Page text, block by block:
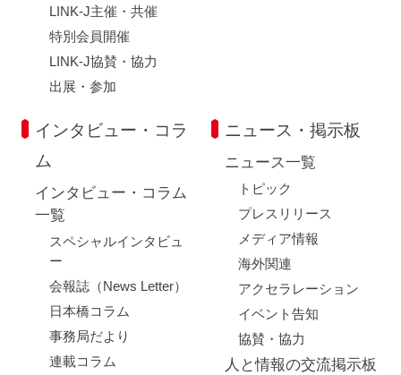
LINK-J主催・共催
特別会員開催
LINK-J協賛・協力
出展・参加
インタビュー・コラ
ム
インタビュー・コラム
一覧
スペシャルインタビュ
ー
会報誌（News Letter）
日本橋コラム
事務局だより
連載コラム
ニュース・掲示板
ニュース一覧
トピック
プレスリリース
メディア情報
海外関連
アクセラレーション
イベント告知
協賛・協力
人と情報の交流掲示板